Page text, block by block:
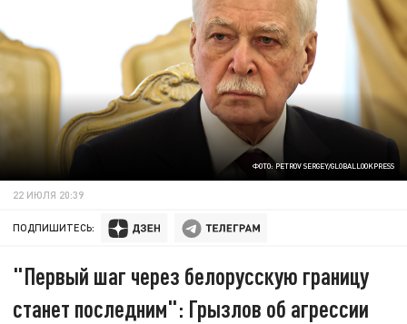
ФОТО: PETROV SERGEY/GLOBALLOOKPRESS
22 ИЮЛЯ 20:39
ПОДПИШИТЕСЬ:
"Первый шаг через белорусскую границу
станет последним": Грызлов об агрессии